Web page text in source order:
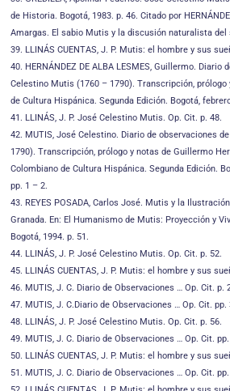
de Historia. Bogotá, 1983. p. 46. Citado por
Amargas. El sabio Mutis y la discusión naturalista del
39. LLINÁS CUENTAS, J. P. Mutis: el hombre y sus
40. HERNÁNDEZ DE ALBA LESMES, Guillermo. Diario
Celestino Mutis (1760 – 1790). Transcripción,
de Cultura Hispánica. Segunda Edición. Bogotá,
41. LLINÁS, J. P. José Celestino Mutis. Op. Cit. p. 48.
42. MUTIS, José Celestino. Diario de observaciones
1790). Transcripción, prólogo y notas de Guillermo
Colombiano de Cultura Hispánica. Segunda Edición.
pp. 1 – 2.
43. REYES POSADA, Carlos José. Mutis y la
Granada. En: El Humanismo de Mutis: Proyección y
Bogotá, 1994. p. 51.
44. LLINÁS, J. P. José Celestino Mutis. Op. Cit. p. 52.
45. LLINÁS CUENTAS, J. P. Mutis: el hombre y sus
46. MUTIS, J. C. Diario de Observaciones … Op. Cit. p.
47. MUTIS, J. C.Diario de Observaciones … Op. Cit. pp.
48. LLINÁS, J. P. José Celestino Mutis. Op. Cit. p. 56.
49. MUTIS, J. C. Diario de Observaciones … Op. Cit. pp.
50. LLINÁS CUENTAS, J. P. Mutis: el hombre y sus
51. MUTIS, J. C. Diario de Observaciones … Op. Cit. pp.